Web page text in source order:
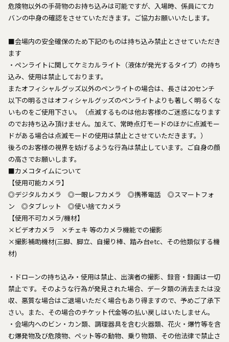
危険物以外の手荷物のお持ち込みは可能ですが、入場時、係員にてカ
バンの中身の確認をさせていただきます。ご協力お願いいたします。
■会場内の安全確保のため下記のものは持ち込み禁止とさせていただき
ます
・ペンライトに関してケミカルライト（液体が発光するタイプ）の持ち
込み、使用は禁止しております。
またオフィシャルグッズ以外のペンライトの場合は、長さは20センチ
以下の明るさはオフィシャルグッズのペンライトよりも著しく明るくな
いものをご使用下さい。（点滅するものは他お客様のご迷惑になります
のでお持ち込み頂けません。加えて、常時点灯モードのほかに点滅モー
ドがある場合は点滅モードの使用は禁止とさせていただきます。）
後ろのお客様の視界を妨げるような行為は禁止しています。ご自身の顔
の高さでお願いします。
■カメコタイムについて
【使用可能カメラ】
◎デジタルカメラ ◎一眼レフカメラ ◎携帯電話 ◎スマートフォ
ン ◎タブレット ◎使い捨てカメラ
【使用不可カメラ/機材】
×ビデオカメラ ×チェキ 等のカメラ機能での撮影
×撮影補助機材(三脚、脚立、自撮り棒、踏み台etc、その他類似する機
材)
・ドローンの持ち込み・使用は禁止、出演者の撮影、録音・録画は一切
禁止です。そのような行為が発見された場合、データ類の消去または没
収、悪質な場合はご退場いただく場合もあり得ますので、予めご了承下
さい。また、その場合のチケット代金等の払い戻しはいたしません。
・会場内へのビン・カン類、調理器具を含む火器類、花火・爆竹等を含
む爆発物及び危険物、ペット等の動物、乗り物類、その他法律で禁止さ